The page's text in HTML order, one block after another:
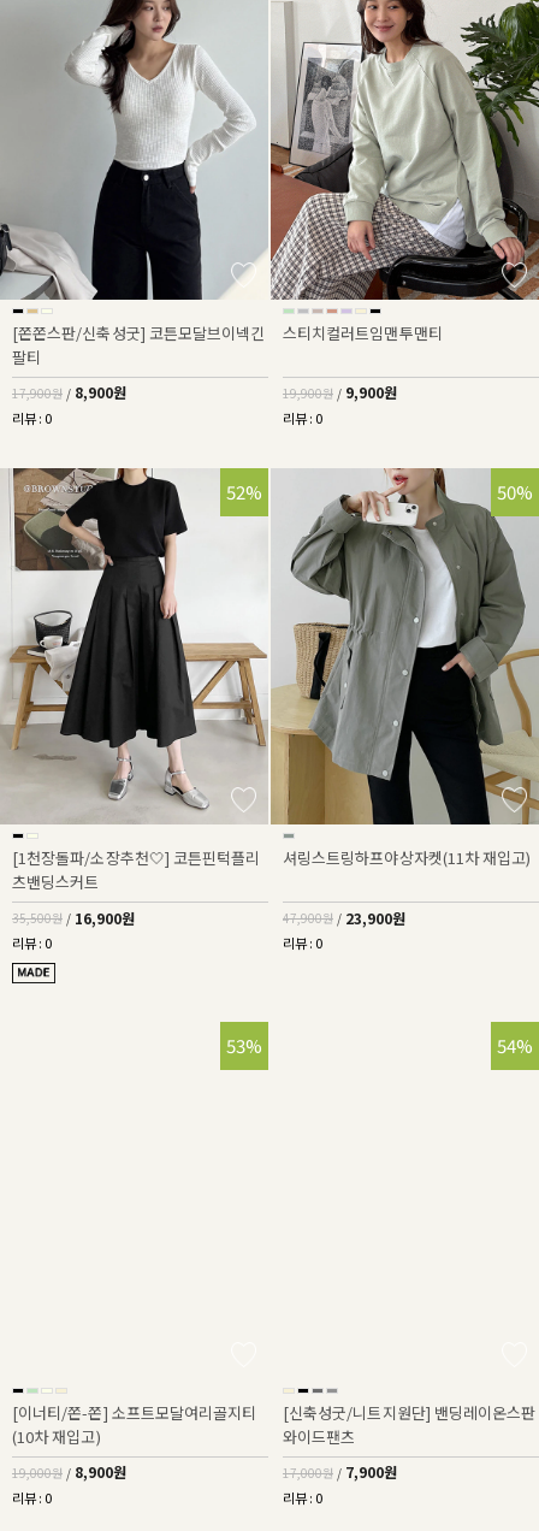
[쫀쫀스판/신축성굿] 코튼모달브이넥긴
팔티
17,900원 / 8,900원
리뷰 : 0
스티치컬러트임맨투맨티
19,900원 / 9,900원
리뷰 : 0
52%
[1천장돌파/소장추천🤍] 코튼핀턱플리
츠밴딩스커트
35,500원 / 16,900원
리뷰 : 0
50%
셔링스트링하프야상자켓(11차 재입고)
47,900원 / 23,900원
리뷰 : 0
53%
[이너티/쫀-쫀] 소프트모달여리골지티
(10차 재입고)
19,000원 / 8,900원
리뷰 : 0
54%
[신축성굿/니트지원단] 밴딩레이온스판
와이드팬츠
17,000원 / 7,900원
리뷰 : 0